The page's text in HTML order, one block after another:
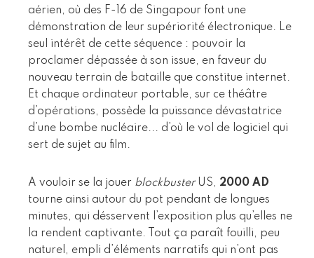
aérien, où des F-16 de Singapour font une
démonstration de leur supériorité électronique. Le
seul intérêt de cette séquence : pouvoir la
proclamer dépassée à son issue, en faveur du
nouveau terrain de bataille que constitue internet.
Et chaque ordinateur portable, sur ce théâtre
d’opérations, possède la puissance dévastatrice
d’une bombe nucléaire... d’où le vol de logiciel qui
sert de sujet au film.
A vouloir se la jouer blockbusterUS, 2000 AD
tourne ainsi autour du pot pendant de longues
minutes, qui désservent l’exposition plus qu’elles ne
la rendent captivante. Tout ça paraît fouilli, peu
naturel, empli d’éléments narratifs qui n’ont pas